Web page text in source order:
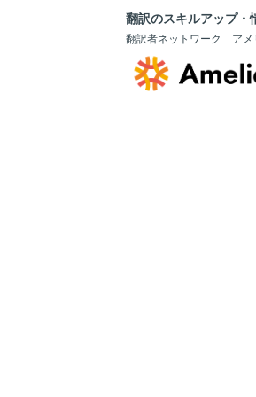
翻訳のスキルアップ・
翻訳者ネットワーク アメ